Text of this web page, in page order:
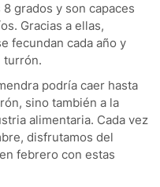
grados y son capaces
Gracias a ellas,
fecundan cada año y
turrón.
podría caer hasta
sino también a la
alimentaria. Cada vez
disfrutamos del
febrero con estas